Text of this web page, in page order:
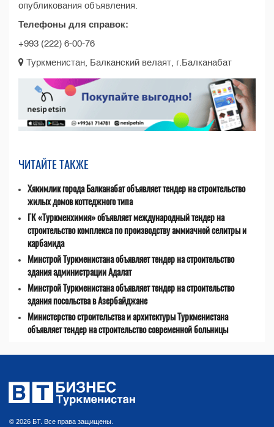
опубликования объявления.
Телефоны для справок:
+993 (222) 6-00-76
Туркменистан, Балканcкий велаят, г.Балканабат
ЧИТАЙТЕ ТАКЖЕ
Хякимлик города Балканабат объявляет тендер на строительство
жилых домов коттеджного типа
ГК «Туркменхимия» объявляет международный тендер на
строительство комплекса по производству аммиачной селитры и
карбамида
Минстрой Туркменистана объявляет тендер на строительство
здания администрации Адалат
Минстрой Туркменистана объявляет тендер на строительство
здания посольства в Азербайджане
Министерство строительства и архитектуры Туркменистана
объявляет тендер на строительство современной больницы
© 2026 БТ. Все права защищены.